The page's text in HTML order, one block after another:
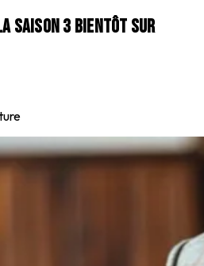
saison 3 bientôt sur